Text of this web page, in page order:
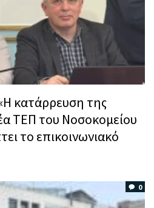
κατάρρευση της
ΤΕΠ του Νοσοκομείου
το επικοινωνιακό
0